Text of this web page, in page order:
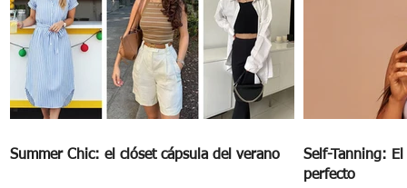
Summer Chic: el clóset cápsula del verano
Self-Tanning:
perfecto